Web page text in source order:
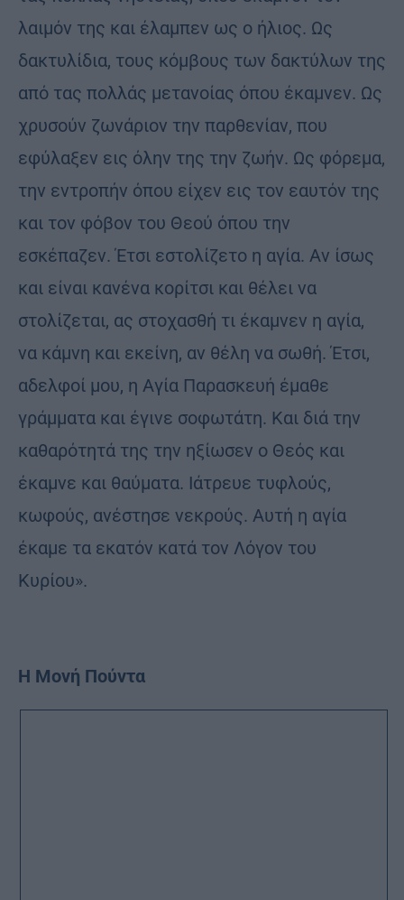
λαιμόν της και έλαμπεν ως ο ήλιος. Ως
δακτυλίδια, τους κόμβους των δακτύλων της
από τας πολλάς μετανοίας όπου έκαμνεν. Ως
χρυσούν ζωνάριον την παρθενίαν, που
εφύλαξεν εις όλην της την ζωήν. Ως φόρεμα,
την εντροπήν όπου είχεν εις τον εαυτόν της
και τον φόβον του Θεού όπου την
εσκέπαζεν. Έτσι εστολίζετο η αγία. Αν ίσως
και είναι κανένα κορίτσι και θέλει να
στολίζεται, ας στοχασθή τι έκαμνεν η αγία,
να κάμνη και εκείνη, αν θέλη να σωθή. Έτσι,
αδελφοί μου, η Αγία Παρασκευή έμαθε
γράμματα και έγινε σοφωτάτη. Και διά την
καθαρότητά της την ηξίωσεν ο Θεός και
έκαμνε και θαύματα. Ιάτρευε τυφλούς,
κωφούς, ανέστησε νεκρούς. Αυτή η αγία
έκαμε τα εκατόν κατά τον Λόγον του
Κυρίου».
Η Μονή Πούντα